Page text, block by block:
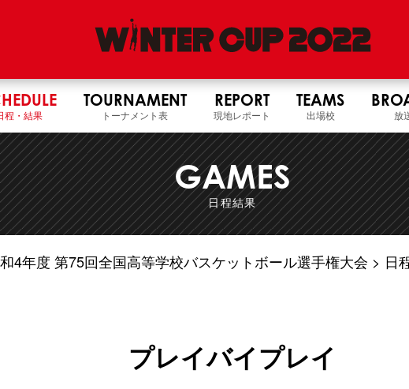
程・結果
TOURNAMENT
トーナメント表
REPORT
現地レポート
TEAMS
出場校 放
GAMES
日程結果
4年度 第75回全国高等学校バスケットボール選手権大会 日
プレイバイプレイ